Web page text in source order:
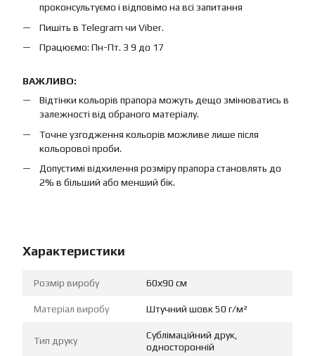
проконсультуємо і відповімо на всі запитання
Пишіть в Telegram чи Viber.
Працюємо: Пн-Пт. З 9 до 17
ВАЖЛИВО:
Відтінки кольорів прапора можуть дещо змінюватись в
залежності від обраного матеріалу.
Точне узгодження кольорів можливе лише після
кольорової проби.
Допустимі відхилення розміру прапора становлять до
2% в більший або менший бік.
Характеристики
Розмір виробу 60х90 см
Матеріал виробу Штучний шовк 50 г/м²
Тип друку
Сублімаційний друк,
односторонній